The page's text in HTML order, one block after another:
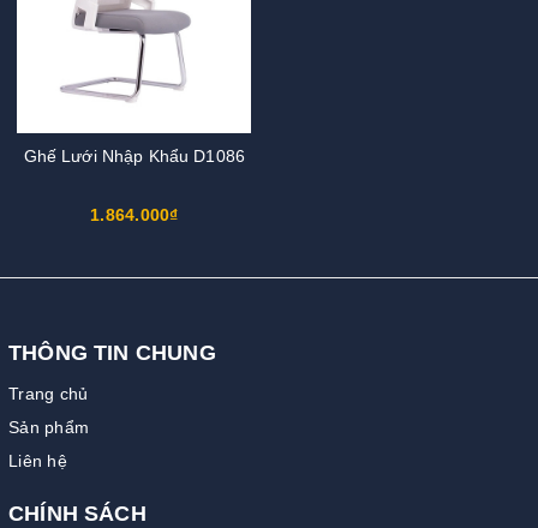
Ghế Lưới Nhập Khẩu D1086
1.864.000₫
THÔNG TIN CHUNG
Trang chủ
Sản phẩm
Liên hệ
CHÍNH SÁCH